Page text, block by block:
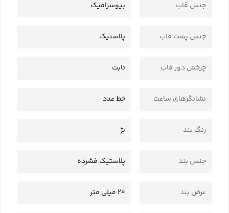
جنس قاب بیوسرامیک
جنس پشت قاب پلاستیک
چرخش دور قاب ثابت
نشانگرهای ساعت خط عدد
رنگ بند بژ
جنس بند پلاستیک فشرده
عرض بند 20 میلی متر